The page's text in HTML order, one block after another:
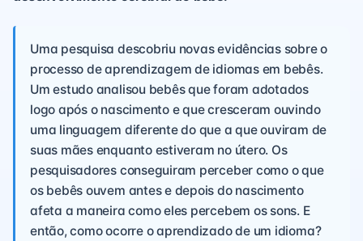
Uma pesquisa descobriu novas evidências sobre o
processo de aprendizagem de idiomas em bebês.
Um estudo analisou bebês que foram adotados
logo após o nascimento e que cresceram ouvindo
uma linguagem diferente do que a que ouviram de
suas mães enquanto estiveram no útero. Os
pesquisadores conseguiram perceber como o que
os bebês ouvem antes e depois do nascimento
afeta a maneira como eles percebem os sons. E
então, como ocorre o aprendizado de um idioma?